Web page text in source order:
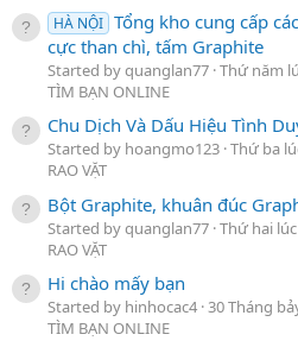
HÀ NỘI Tổng kho cung cấp
cực than chì, tấm Graphite
Started by quanglan77 Thứ năm
TÌM BẠN ONLINE
Chu Dịch Và Dấu Hiệu Tình
Started by hoangmo123 Thứ ba
RAO VẶT
Bột Graphite, khuân đúc
Started by quanglan77 Thứ hai
RAO VẶT
Hi chào mấy bạn
Started by hinhocac4 30 Tháng
TÌM BẠN ONLINE